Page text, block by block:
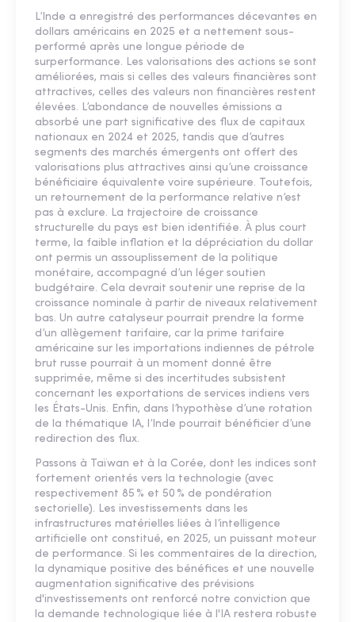
L’Inde a enregistré des performances décevantes en
dollars américains en 2025 et a nettement sous-
performé après une longue période de
surperformance. Les valorisations des actions se sont
améliorées, mais si celles des valeurs financières sont
attractives, celles des valeurs non financières restent
élevées. L’abondance de nouvelles émissions a
absorbé une part significative des flux de capitaux
nationaux en 2024 et 2025, tandis que d’autres
segments des marchés émergents ont offert des
valorisations plus attractives ainsi qu’une croissance
bénéficiaire équivalente voire supérieure. Toutefois,
un retournement de la performance relative n’est
pas à exclure. La trajectoire de croissance
structurelle du pays est bien identifiée. À plus court
terme, la faible inflation et la dépréciation du dollar
ont permis un assouplissement de la politique
monétaire, accompagné d’un léger soutien
budgétaire. Cela devrait soutenir une reprise de la
croissance nominale à partir de niveaux relativement
bas. Un autre catalyseur pourrait prendre la forme
d’un allègement tarifaire, car la prime tarifaire
américaine sur les importations indiennes de pétrole
brut russe pourrait à un moment donné être
supprimée, même si des incertitudes subsistent
concernant les exportations de services indiens vers
les États-Unis. Enfin, dans l’hypothèse d’une rotation
de la thématique IA, l’Inde pourrait bénéficier d’une
redirection des flux.
Passons à Taïwan et à la Corée, dont les indices sont
fortement orientés vers la technologie (avec
respectivement 85 % et 50 % de pondération
sectorielle). Les investissements dans les
infrastructures matérielles liées à l’intelligence
artificielle ont constitué, en 2025, un puissant moteur
de performance. Si les commentaires de la direction,
la dynamique positive des bénéfices et une nouvelle
augmentation significative des prévisions
d'investissements ont renforcé notre conviction que
la demande technologique liée à l'IA restera robuste